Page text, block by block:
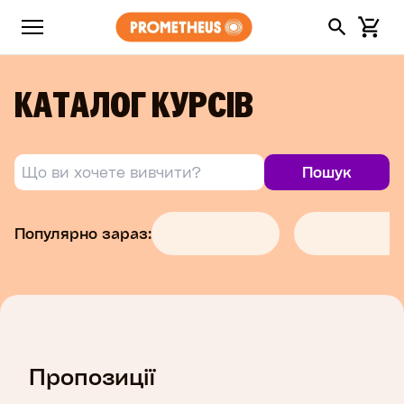
КАТАЛОГ КУРСІВ
Популярно зараз:
Пропозиції